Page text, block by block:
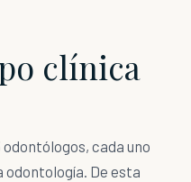
clínica
odontólogos, cada uno
odontología. De esta